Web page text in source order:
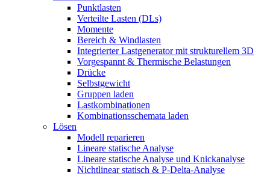
Punktlasten
Verteilte Lasten (DLs)
Momente
Bereich & Windlasten
Integrierter Lastgenerator mit strukturellem 3D
Vorgespannt & Thermische Belastungen
Drücke
Selbstgewicht
Gruppen laden
Lastkombinationen
Kombinationsschemata laden
Lösen
Modell reparieren
Lineare statische Analyse
Lineare statische Analyse und Knickanalyse
Nichtlinear statisch & P-Delta-Analyse